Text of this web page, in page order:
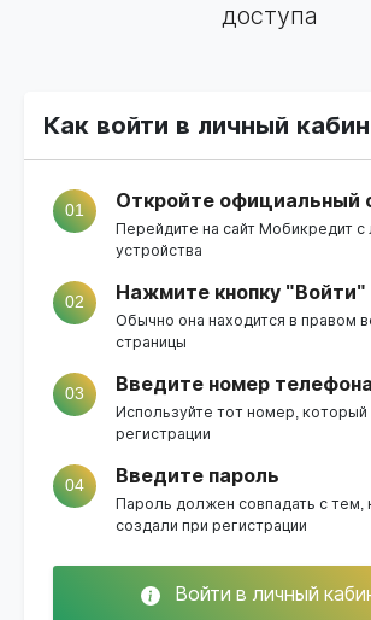
доступа
Как войти в личный
01 Откройте официальный
Перейдите на сайт Мобикредит с
устройства
02 Нажмите кнопку "Войти"
Обычно она находится в правом
страницы
03 Введите номер телефона
Используйте тот номер, который
регистрации
04 Введите пароль
Пароль должен совпадать с тем,
создали при регистрации
Войти в личный